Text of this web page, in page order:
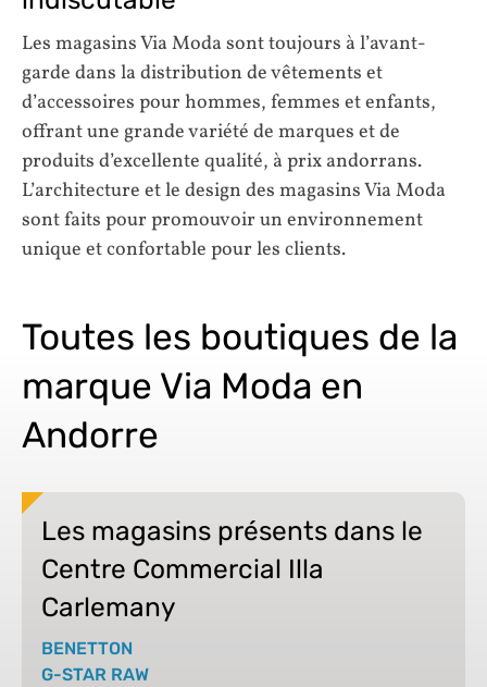
Les magasins Via Moda sont toujours à l’avant-
garde dans la distribution de vêtements et
d’accessoires pour hommes, femmes et enfants,
offrant une grande variété de marques et de
produits d’excellente qualité, à prix andorrans.
L’architecture et le design des magasins Via Moda
sont faits pour promouvoir un environnement
unique et confortable pour les clients.
Toutes les boutiques de la
marque Via Moda en
Andorre
Les magasins présents dans le
Centre Commercial Illa
Carlemany
BENETTON
G-STAR RAW